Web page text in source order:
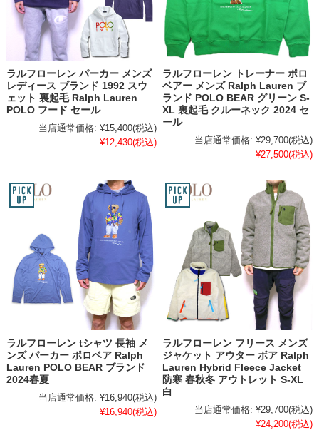
ラルフローレン パーカー メンズ
レディース ブランド 1992 スウ
ェット 裏起毛 Ralph Lauren
POLO フード セール
当店通常価格: ¥15,400(税込)
¥12,430(税込)
ラルフローレン トレーナー ポロ
ベアー メンズ Ralph Lauren ブ
ランド POLO BEAR グリーン S-
XL 裏起毛 クルーネック 2024 セ
ール
当店通常価格: ¥29,700(税込)
¥27,500(税込)
ラルフローレン tシャツ 長袖 メ
ンズ パーカー ポロベア Ralph
Lauren POLO BEAR ブランド
2024春夏
当店通常価格: ¥16,940(税込)
¥16,940(税込)
ラルフローレン フリース メンズ
ジャケット アウター ボア Ralph
Lauren Hybrid Fleece Jacket
防寒 春秋冬 アウトレット S-XL
白
当店通常価格: ¥29,700(税込)
¥24,200(税込)